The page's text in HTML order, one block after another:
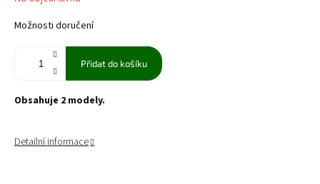
cena:
Možnosti doručení
Přidat do košíku
Obsahuje 2 modely.
Detailní informace